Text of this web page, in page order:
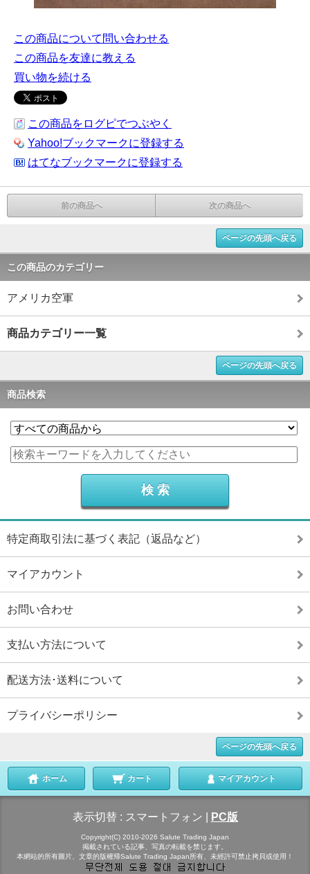
この商品について問い合わせる
この商品を友達に教える
買い物を続ける
この商品をログピでつぶやく
Yahoo!ブックマークに登録する
はてなブックマークに登録する
前の商品へ 次の商品へ
ページの先頭へ戻る
この商品のカテゴリー
アメリカ空軍
商品カテゴリー一覧
ページの先頭へ戻る
商品検索
特定商取引法に基づく表記（返品など）
マイアカウント
お問い合わせ
支払い方法について
配送方法･送料について
プライバシーポリシー
ページの先頭へ戻る
ホーム カート マイアカウント
表示切替 : スマートフォン PC版
Copyright(C) 2010-2026 Salute Trading Japan
掲載されている記事、写真の転載を禁じます。
本網站的所有圖片、文章的版權帰Salute Trading Japan所有、未經許可禁止拷貝或使用！